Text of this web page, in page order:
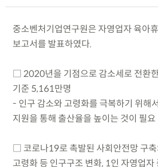
중소벤처기업연구원은 자영업자 육아
보고서를 발표하였다.
□ 2020년을 기점으로 감소세로 전환
기준 5,161만명
- 인구 감소와 고령화를 극복하기 위해
지원을 통해 출산율을 높이는 것이 필요
□ 코로나19로 촉발된 사회안전망 구축
고령화 등 인구구조 변화, 1인 자영업자